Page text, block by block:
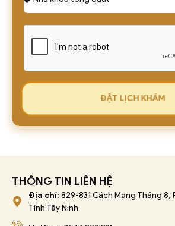
ĐẶT LỊCH KHÁM
THÔNG TIN LIÊN HỆ
Địa chỉ: 829-831 Cách Mạng Tháng 8,
Tỉnh Tây Ninh